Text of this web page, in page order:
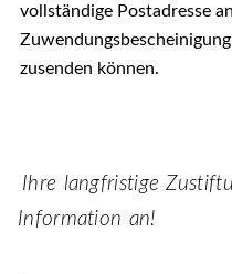
vollständige Postadresse
zusenden können.
Ihre langfristige
Information an!